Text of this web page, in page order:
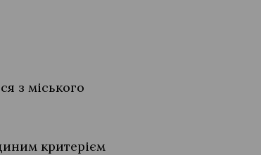
з міського
критерієм